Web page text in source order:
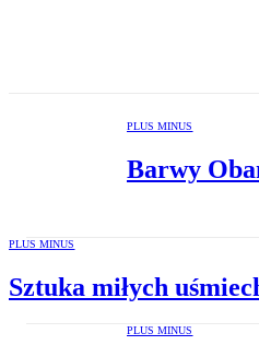
PLUS MINUS
Barwy
PLUS MINUS
Sztuka miłych
PLUS MINUS